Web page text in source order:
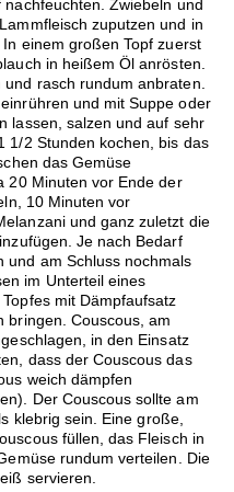
Zwiebeln und
zuputzen und in
einem großen Topf zuerst
in heißem Öl anrösten.
rasch rundum anbraten.
und mit Suppe oder
lassen, salzen und auf sehr
1/2 Stunden kochen, bis das
das Gemüse
20 Minuten vor Ende der
10 Minuten vor
und ganz zuletzt die
Je nach Bedarf
und am Schluss nochmals
im Unterteil eines
mit Dämpfaufsatz
bringen. Couscous, am
in den Einsatz
dass der Couscous das
weich dämpfen
Der Couscous sollte am
klebrig sein. Eine große,
füllen, das Fleisch in
rundum verteilen. Die
servieren.